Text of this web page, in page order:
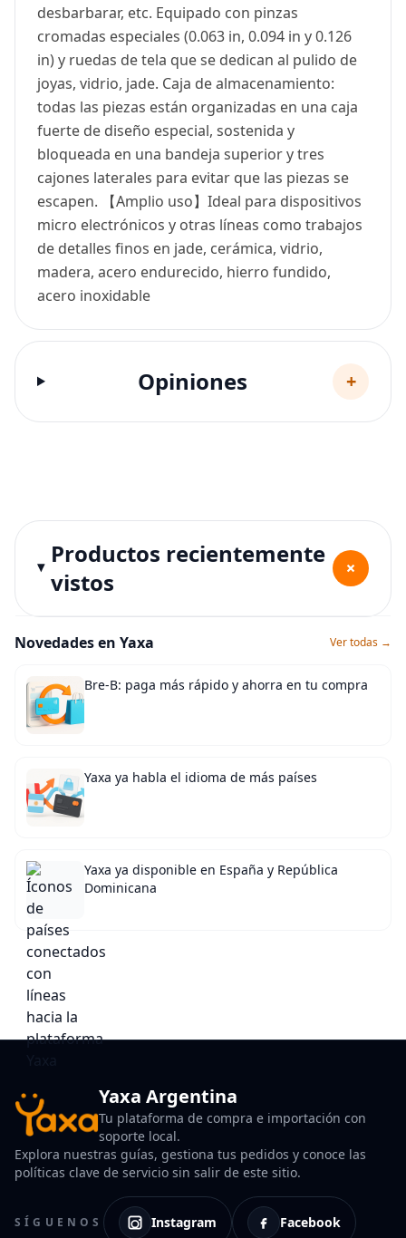
desbarbarar, etc. Equipado con pinzas
cromadas especiales (0.063 in, 0.094 in y 0.126
in) y ruedas de tela que se dedican al pulido de
joyas, vidrio, jade. Caja de almacenamiento:
todas las piezas están organizadas en una caja
fuerte de diseño especial, sostenida y
bloqueada en una bandeja superior y tres
cajones laterales para evitar que las piezas se
escapen. 【Amplio uso】Ideal para dispositivos
micro electrónicos y otras líneas como trabajos
de detalles finos en jade, cerámica, vidrio,
madera, acero endurecido, hierro fundido,
acero inoxidable
Opiniones +
Productos recientemente
vistos
+
Novedades en Yaxa Ver todas →
Bre-B: paga más rápido y ahorra en tu compra
Yaxa ya habla el idioma de más países
Yaxa ya disponible en España y República
Dominicana
Yaxa Argentina
Tu plataforma de compra e importación con
soporte local.
Explora nuestras guías, gestiona tus pedidos y conoce las
políticas clave de servicio sin salir de este sitio.
SÍGUENOS Instagram Facebook